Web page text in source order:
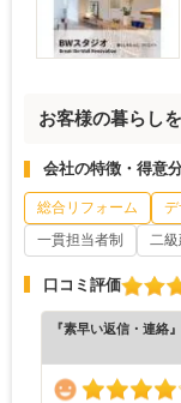
お客様の暮らし
会社の特徴・得意
総合リフォーム デ
一貫担当者制
二
口コミ評価
『素早い返信・連絡